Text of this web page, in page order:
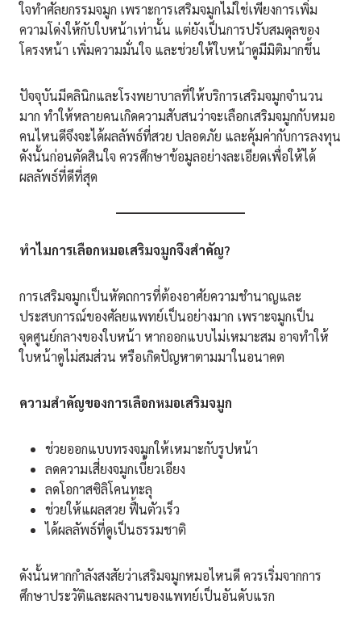
ใจทำศัลยกรรมจมูก เพราะการเสริมจมูกไม่ใช่เพียงการเพิ่ม
ความโด่งให้กับใบหน้าเท่านั้น แต่ยังเป็นการปรับสมดุลของ
โครงหน้า เพิ่มความมั่นใจ และช่วยให้ใบหน้าดูมีมิติมากขึ้น
ปัจจุบันมีคลินิกและโรงพยาบาลที่ให้บริการเสริมจมูกจำนวน
มาก ทำให้หลายคนเกิดความสับสนว่าจะเลือกเสริมจมูกกับหมอ
คนไหนดีจึงจะได้ผลลัพธ์ที่สวย ปลอดภัย และคุ้มค่ากับการลงทุน
ดังนั้นก่อนตัดสินใจ ควรศึกษาข้อมูลอย่างละเอียดเพื่อให้ได้
ผลลัพธ์ที่ดีที่สุด
ทำไมการเลือกหมอเสริมจมูกจึงสำคัญ?
การเสริมจมูกเป็นหัตถการที่ต้องอาศัยความชำนาญและ
ประสบการณ์ของศัลยแพทย์เป็นอย่างมาก เพราะจมูกเป็น
จุดศูนย์กลางของใบหน้า หากออกแบบไม่เหมาะสม อาจทำให้
ใบหน้าดูไม่สมส่วน หรือเกิดปัญหาตามมาในอนาคต
ความสำคัญของการเลือกหมอเสริมจมูก
ช่วยออกแบบทรงจมูกให้เหมาะกับรูปหน้า
ลดความเสี่ยงจมูกเบี้ยวเอียง
ลดโอกาสซิลิโคนทะลุ
ช่วยให้แผลสวย ฟื้นตัวเร็ว
ได้ผลลัพธ์ที่ดูเป็นธรรมชาติ
ดังนั้นหากกำลังสงสัยว่าเสริมจมูกหมอไหนดี ควรเริ่มจากการ
ศึกษาประวัติและผลงานของแพทย์เป็นอันดับแรก